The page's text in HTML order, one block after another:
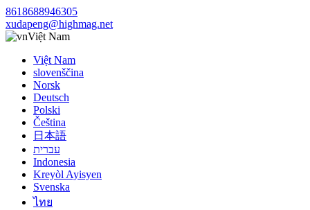
8618688946305
xudapeng@highmag.net
Việt Nam
Việt Nam
slovenščina
Norsk
Deutsch
Polski
Čeština
日本語
עברית
Indonesia
Kreyòl Ayisyen
Svenska
ไทย